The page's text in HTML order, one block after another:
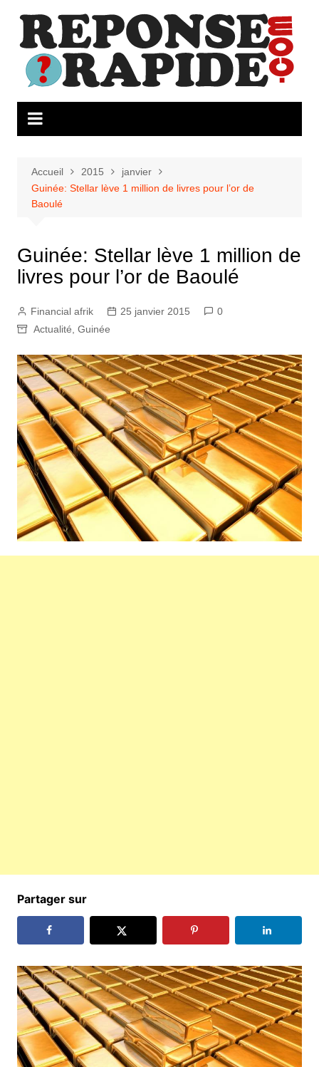
contenu
Accueil 2015
janvier
Guinée: Stellar lève 1 million de livres pour l’or de
Baoulé
Guinée: Stellar lève 1 million de
livres pour l’or de Baoulé
Financial afrik 25 janvier 2015
0
Actualité Guinée
Partager sur